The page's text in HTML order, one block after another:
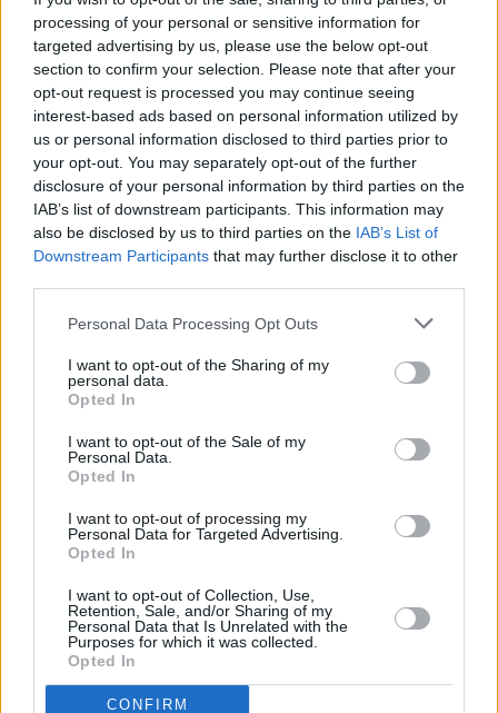
processing of your personal or sensitive information for
targeted advertising by us, please use the below opt-out
section to confirm your selection. Please note that after your
opt-out request is processed you may continue seeing
interest-based ads based on personal information utilized by
us or personal information disclosed to third parties prior to
your opt-out. You may separately opt-out of the further
disclosure of your personal information by third parties on the
IAB’s list of downstream participants. This information may
also be disclosed by us to third parties on the IAB’s List of
Downstream Participants that may further disclose it to other
Personal Data Processing Opt Outs
I want to opt-out of the Sharing of my
personal data.
Opted In
I want to opt-out of the Sale of my
Personal Data.
Opted In
I want to opt-out of processing my
Personal Data for Targeted Advertising.
Opted In
I want to opt-out of Collection, Use,
Retention, Sale, and/or Sharing of my
Personal Data that Is Unrelated with the
Purposes for which it was collected.
Opted In
CONFIRM
Najlepszą nagrodą jest dla nich zainteresowanie mediów,
które nie wiedzą, kto tak naprawdę stoi za falą hejtu.
Uderzają zawsze w czułe punkty i jedyne co im może
zaszkodzić to chyba tylko obojętność.